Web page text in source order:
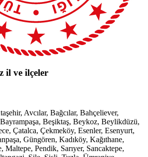
il ve ilçeler
Avcılar, Bağcılar, Bahçeliever,
Beşiktaş, Beykoz, Beylikdüzü,
Çatalca, Çekmeköy, Esenler, Esenyurt,
Güngören, Kadıköy, Kağıthane,
Pendik, Sarıyer, Sancaktepe,